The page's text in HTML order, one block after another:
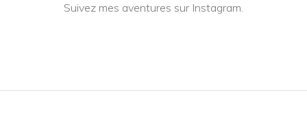
Suivez mes aventures sur Instagram.